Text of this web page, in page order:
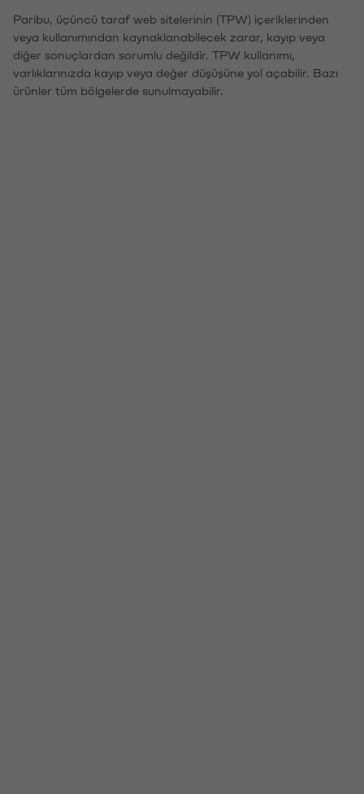
Paribu, üçüncü taraf web sitelerinin (TPW) içeriklerinden
veya kullanımından kaynaklanabilecek zarar, kayıp veya
diğer sonuçlardan sorumlu değildir. TPW kullanımı,
varlıklarınızda kayıp veya değer düşüşüne yol açabilir. Bazı
ürünler tüm bölgelerde sunulmayabilir.